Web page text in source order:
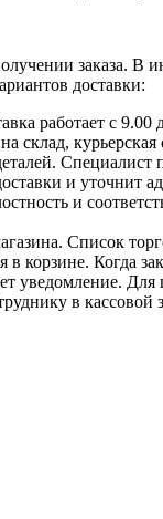
заказа. В
доставки:
работает с 9.00
склад,
Специалист
и уточнит
и
Список
в корзине. Когда
уведомление. Для
в кассовой